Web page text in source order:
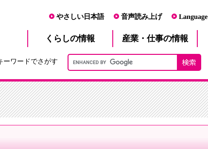
やさしい日本語 音声読み上げ Language
くらしの情報 産業・仕事の情報
ーワードでさがす